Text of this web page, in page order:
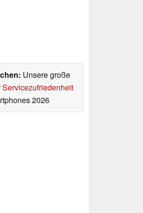
Unsere große
Servicezufriedenheit
2026